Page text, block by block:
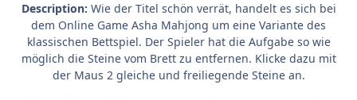
Description: Wie der Titel schön verrät, handelt es sich bei
dem Online Game Asha Mahjong um eine Variante des
klassischen Bettspiel. Der Spieler hat die Aufgabe so wie
möglich die Steine vom Brett zu entfernen. Klicke dazu mit
der Maus 2 gleiche und freiliegende Steine an.